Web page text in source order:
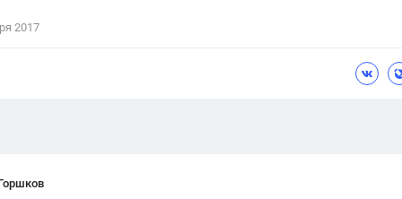
Красота,
2017